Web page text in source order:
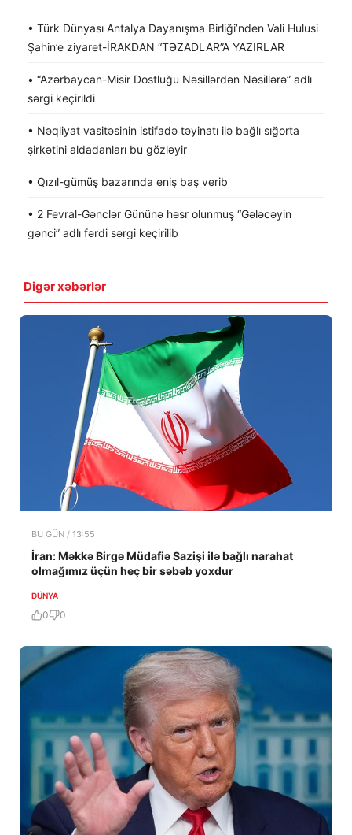
• Türk Dünyası Antalya Dayanışma Birliği’nden Vali Hulusi
Şahin’e ziyaret-İRAKDAN “TƏZADLAR”A YAZIRLAR
• “Azərbaycan-Misir Dostluğu Nəsillərdən Nəsillərə” adlı
sərgi keçirildi
• Nəqliyat vasitəsinin istifadə təyinatı ilə bağlı sığorta
şirkətini aldadanları bu gözləyir
• Qızıl-gümüş bazarında eniş baş verib
• 2 Fevral-Gənclər Gününə həsr olunmuş “Gələcəyin
gənci” adlı fərdi sərgi keçirilib
Digər xəbərlər
BU GÜN / 13:55
İran: Məkkə Birgə Müdafiə Sazişi ilə bağlı narahat
olmağımız üçün heç bir səbəb yoxdur
DÜNYA
0 0